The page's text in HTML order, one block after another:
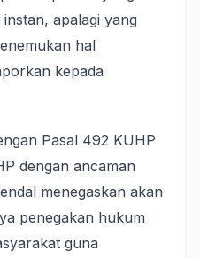
apalagi yang
hal
kepada
Pasal 492 KUHP
dengan ancaman
menegaskan akan
penegakan hukum
guna